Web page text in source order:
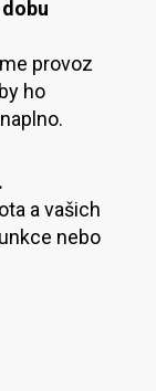
provoz
ho
a vašich
nebo